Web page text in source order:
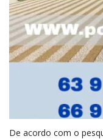
De acordo com o